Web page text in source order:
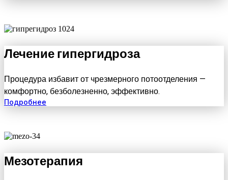
Лечение гипергидроза
Процедура избавит от чрезмерного потоотделения —
комфортно, безболезненно, эффективно.
Подробнее
Мезотерапия